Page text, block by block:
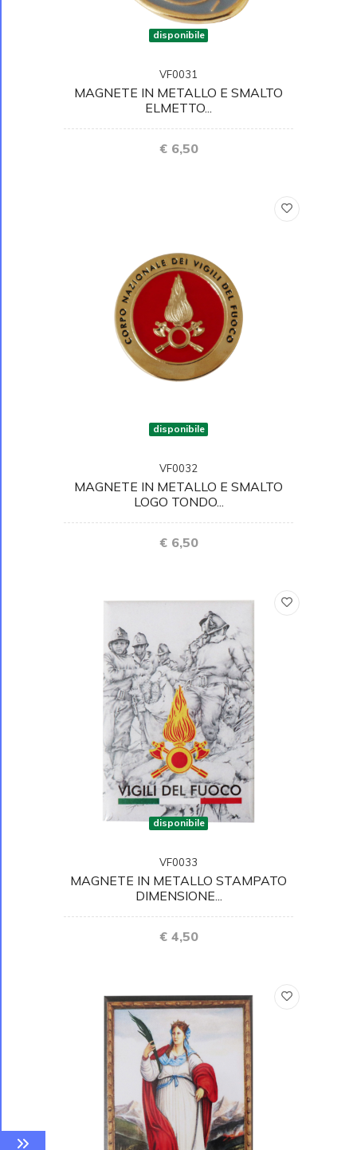
disponibile
VF0031
MAGNETE IN METALLO E SMALTO
ELMETTO...
€ 6,50
disponibile
VF0032
MAGNETE IN METALLO E SMALTO
LOGO TONDO...
€ 6,50
disponibile
VF0033
MAGNETE IN METALLO STAMPATO
DIMENSIONE...
€ 4,50